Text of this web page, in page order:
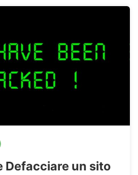
Defacciare un sito